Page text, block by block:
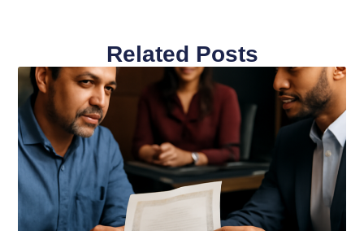
Related Posts